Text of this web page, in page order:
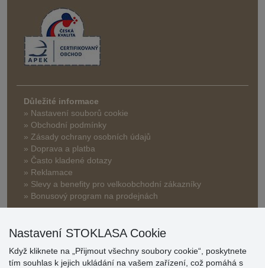
Důležité informace
» Nastavení souborů cookie
» Obchodní podmínky
» Zásady ochrany osobních údajů
» Doprava a platba
» Často kladené dotazy
» Reklamace
» Slevy a benefity pro velkoobchodní zákazníky
» Bonusový program na prodejnách
Nastavení STOKLASA Cookie
Když kliknete na „Přijmout všechny soubory cookie“, poskytnete
tím souhlas k jejich ukládání na vašem zařízení, což pomáhá s